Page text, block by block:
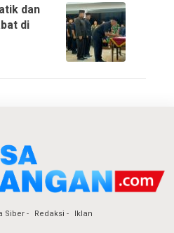
dan
di
Siber Redaksi Iklan